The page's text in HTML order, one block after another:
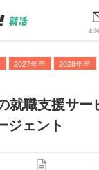
お
2027年卒
2028年卒
就職支援サー
ジェント